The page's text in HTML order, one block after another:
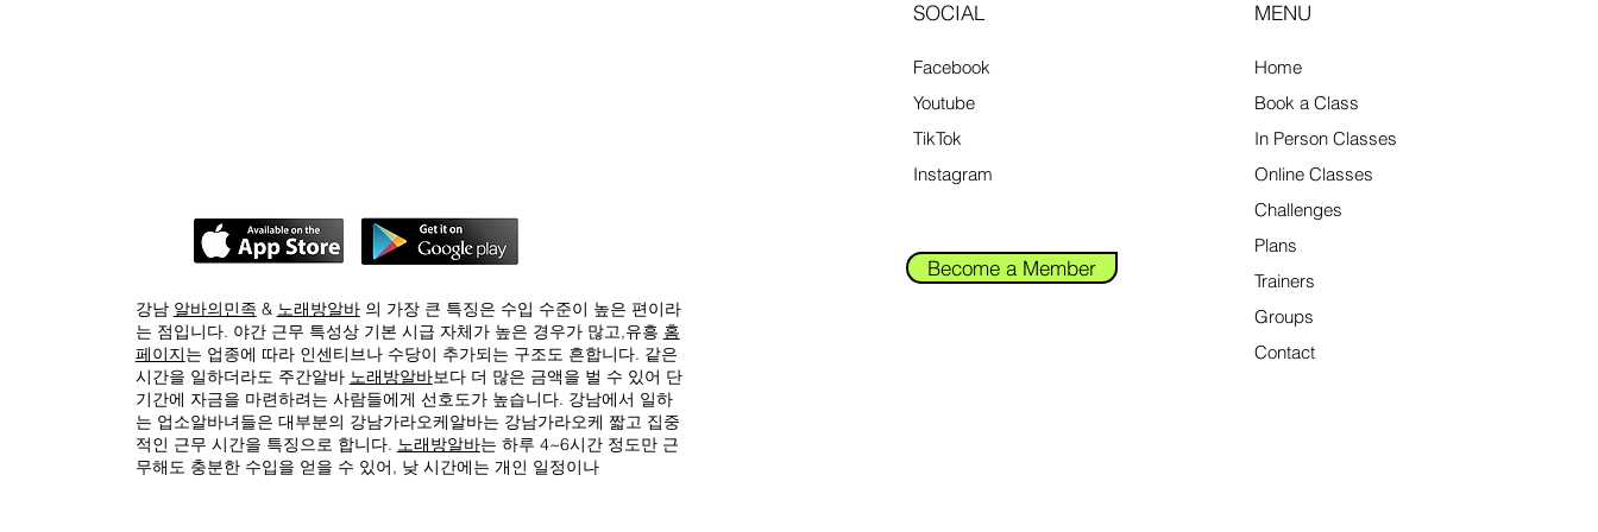
강남 알바의민족 & 노래방알바의 가장 큰 특징은 수입 수준이 높은 편이라
는 점입니다. 야간 근무 특성상 기본 시급 자체가 높은 경우가 많고,유흥 홈
페이지는 업종에 따라 인센티브나 수당이 추가되는 구조도 흔합니다. 같은
시간을 일하더라도 주간알바 노래방알바보다 더 많은 금액을 벌 수 있어 단
기간에 자금을 마련하려는 사람들에게 선호도가 높습니다. 강남에서 일하
는 업소알바녀들은 대부분의 강남가라오케알바는 강남가라오케 짧고 집중
적인 근무 시간을 특징으로 합니다. 노래방알바는 하루 4~6시간 정도만 근
무해도 충분한 수입을 얻을 수 있어, 낮 시간에는 개인 일정이나
SOCIAL
Facebook
Youtube
TikTok
Instagram
Become a Member
MENU
Home
Book a Class
In Person Classes
Online Classes
Challenges
Plans
Trainers
Groups
Contact